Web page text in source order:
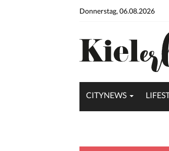
Donnerstag, 06.08.2026
CITYNEWS